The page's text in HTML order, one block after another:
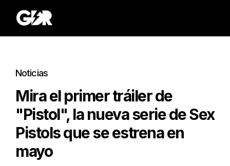
Noticias
Mira el primer tráiler de
"Pistol", la nueva serie de Sex
Pistols que se estrena en
mayo